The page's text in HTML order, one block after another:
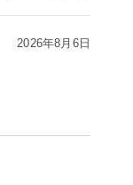
2026年8月6日